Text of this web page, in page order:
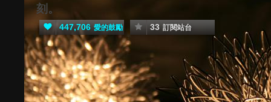
刻。
447,706 愛的鼓勵 33 訂閱站台